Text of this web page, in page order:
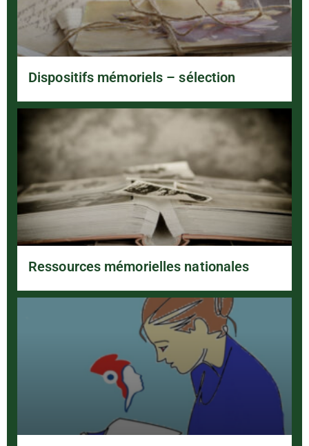
Dispositifs mémoriels – sélection
Ressources mémorielles nationales